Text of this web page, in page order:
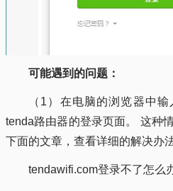
可能遇到的问题：
（1）在电脑的浏览器中
tenda路由器的登录页面。 这种
下面的文章，查看详细的解决办法
tendawifi.com登录不了怎么